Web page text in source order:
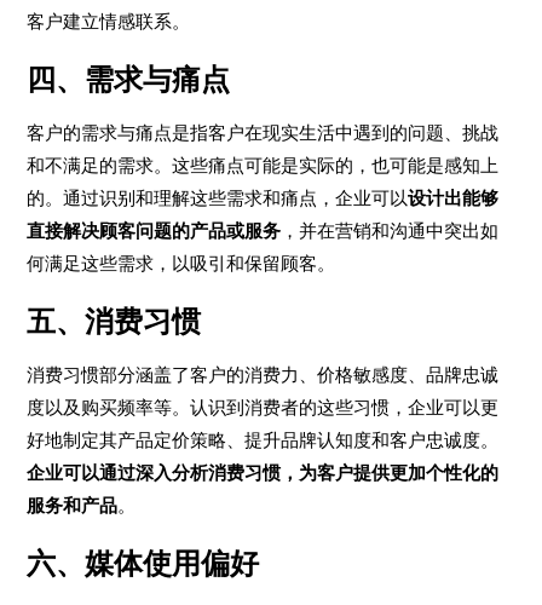
客户建立情感联系。
四、需求与痛点
客户的需求与痛点是指客户在现实生活中遇到的问题、挑战
和不满足的需求。这些痛点可能是实际的，也可能是感知上
的。通过识别和理解这些需求和痛点，企业可以设计出能够
直接解决顾客问题的产品或服务 ，并在营销和沟通中突出如
何满足这些需求，以吸引和保留顾客。
五、消费习惯
消费习惯部分涵盖了客户的消费力、价格敏感度、品牌忠诚
度以及购买频率等。认识到消费者的这些习惯，企业可以更
好地制定其产品定价策略、提升品牌认知度和客户忠诚度。
企业可以通过深入分析消费习惯，为客户提供更加个性化的
服务和产品。
六、媒体使用偏好